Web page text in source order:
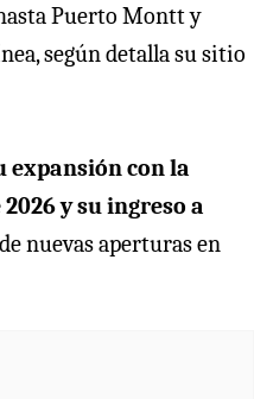
Puerto Montt y
según detalla su sitio
expansión con la
y su ingreso a
nuevas aperturas en